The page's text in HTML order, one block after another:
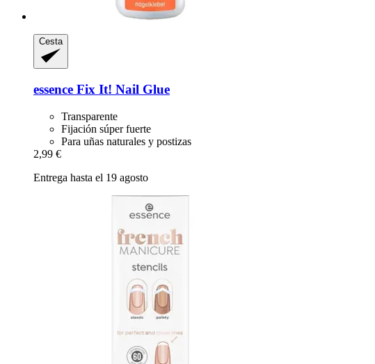
Cesta
essence Fix It! Nail Glue
Transparente
Fijación súper fuerte
Para uñas naturales y postizas
2,99 €
Entrega hasta el 19 agosto